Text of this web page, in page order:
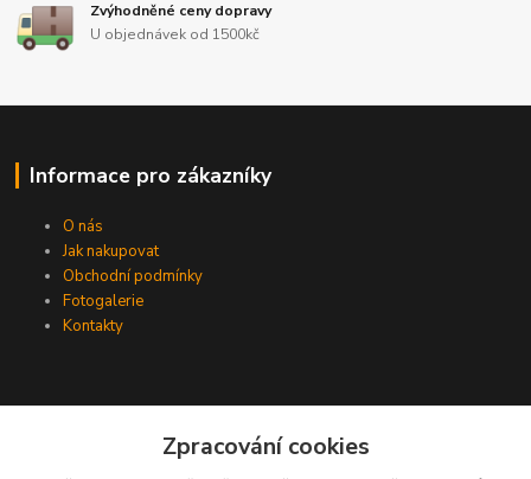
Zvýhodněné ceny dopravy
U objednávek od 1500kč
Informace pro zákazníky
O nás
Jak nakupovat
Obchodní podmínky
Fotogalerie
Kontakty
Zpracování cookies